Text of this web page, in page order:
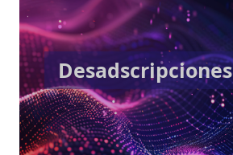
Desadscripciones